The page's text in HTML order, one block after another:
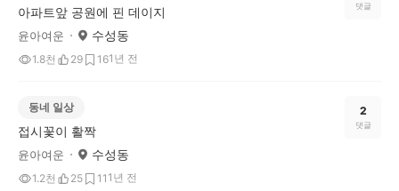
아파트앞 공원에 핀 데이지
윤아여운 수성동
1.8천 29 161년 전
댓글
동네 일상
접시꽃이 활짝
윤아여운 수성동
1.2천 25 11 1년 전
2
댓글